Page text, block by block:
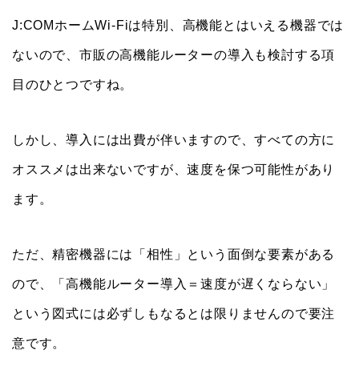
J:COMホームWi-Fiは特別、高機能とはいえる機器では
ないので、市販の高機能ルーターの導入も検討する項
目のひとつですね。
しかし、導入には出費が伴いますので、すべての方に
オススメは出来ないですが、速度を保つ可能性があり
ます。
ただ、精密機器には「相性」という面倒な要素がある
ので、「高機能ルーター導入＝速度が遅くならない」
という図式には必ずしもなるとは限りませんので要注
意です。